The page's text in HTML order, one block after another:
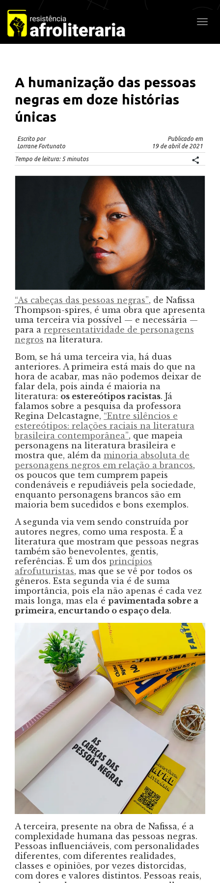
Pular
para
o
conteúdo
A humanização das pessoas
negras em doze histórias
únicas
Escrito por
Lorrane Fortunato
Publicado em
19 de abril de 2021
Tempo de leitura: 5 minutos
“As cabeças das pessoas negras”, de Nafissa
Thompson-spires, é uma obra que apresenta
uma terceira via possível — e necessária —
para a representatividade de personagens
negros na literatura.
Bom, se há uma terceira via, há duas
anteriores. A primeira está mais do que na
hora de acabar, mas não podemos deixar de
falar dela, pois ainda é maioria na
literatura: os estereótipos racistas. Já
falamos sobre a pesquisa da professora
Regina Delcastagne, “Entre silêncios e
estereótipos: relações raciais na literatura
brasileira contemporânea”, que mapeia
personagens na literatura brasileira e
mostra que, além da minoria absoluta de
personagens negros em relação a brancos,
os poucos que tem cumprem papeis
condenáveis e repudiáveis pela sociedade,
enquanto personagens brancos são em
maioria bem sucedidos e bons exemplos.
A segunda via vem sendo construída por
autores negres, como uma resposta. É a
literatura que mostram que pessoas negras
também são benevolentes, gentis,
referências. É um dos princípios
afrofuturistas, mas que se vê por todos os
gêneros. Esta segunda via é de suma
importância, pois ela não apenas é cada vez
mais longa, mas ela é pavimentada sobre a
primeira, encurtando o espaço dela.
A terceira, presente na obra de Nafissa, é a
complexidade humana das pessoas negras.
Pessoas influenciáveis, com personalidades
diferentes, com diferentes realidades,
classes e opiniões, por vezes distorcidas,
com dores e valores distintos. Pessoas reais,